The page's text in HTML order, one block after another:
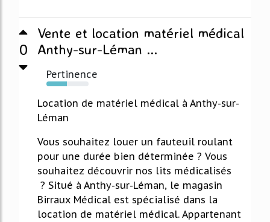
0
Vente et location matériel médical
Anthy-sur-Léman ...
Pertinence
48%
Location de matériel médical à Anthy-sur-
Léman
Vous souhaitez louer un fauteuil roulant
pour une durée bien déterminée ? Vous
souhaitez découvrir nos lits médicalisés
? Situé à Anthy-sur-Léman, le magasin
Birraux Médical est spécialisé dans la
location de matériel médical. Appartenant